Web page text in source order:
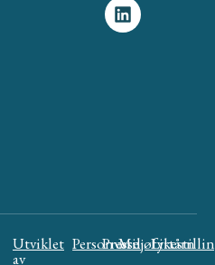
Utviklet
av
Personvern
Presse
Miljøfyrtårn